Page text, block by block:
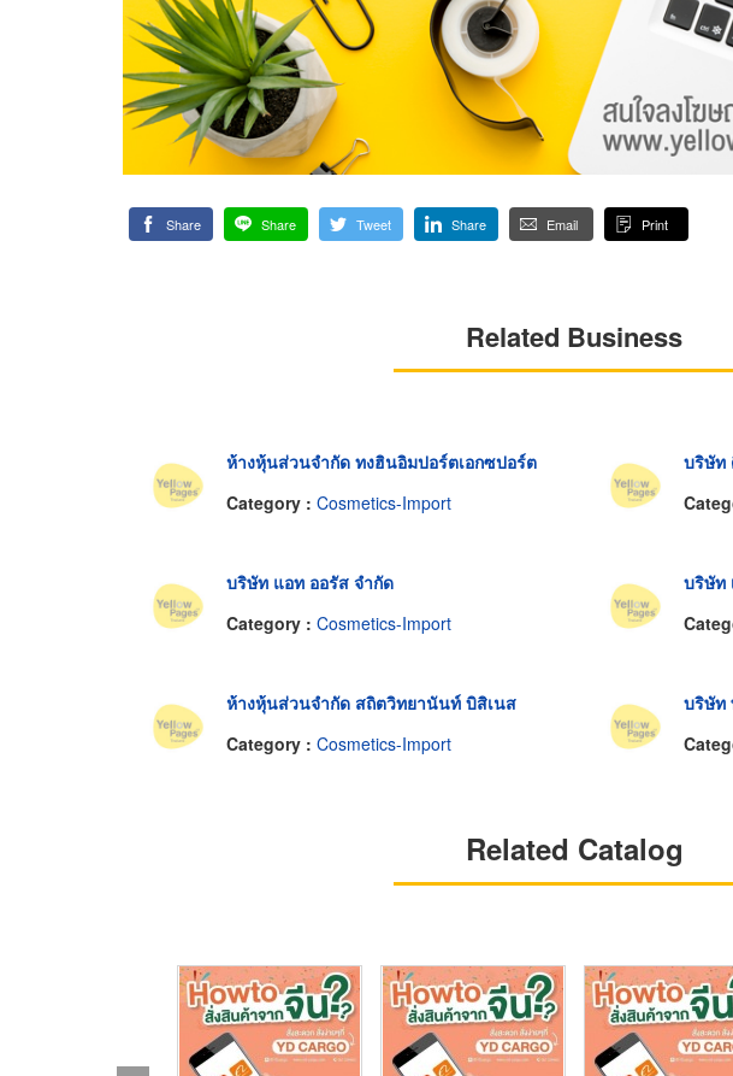
Share Share Tweet Share Email Print
Related Business
ห้างหุ้นส่วนจำกัด ทงฮินอิมปอร์ตเอกซปอร์ต
Category : Cosmetics-Import
บริษัท
บริษัท แอท ออรัส จำกัด
Category : Cosmetics-Import
บริษัท
ห้างหุ้นส่วนจำกัด สถิตวิทยานันท์ บิสิเนส
Category : Cosmetics-Import
บริษัท
Related Catalog